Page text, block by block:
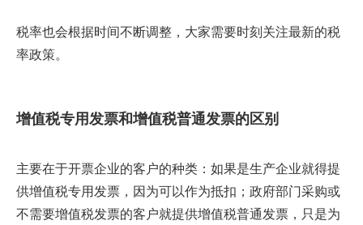
税率也会根据时间不断调整，大家需要时刻关注最新的税
率政策。
增值税专用发票和增值税普通发票的区别
主要在于开票企业的客户的种类：如果是生产企业就得提
供增值税专用发票，因为可以作为抵扣；政府部门采购或
不需要增值税发票的客户就提供增值税普通发票，只是为